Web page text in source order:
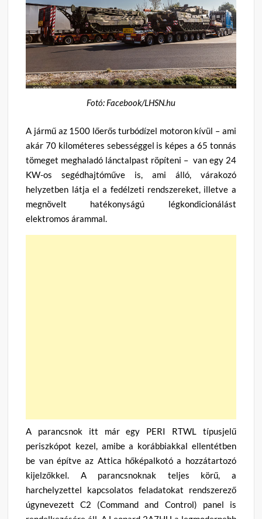
Fotó: Facebook/LHSN.hu
A jármű az 1500 lőerős turbódízel motoron kívül – ami
akár 70 kilométeres sebességgel is képes a 65 tonnás
tömeget meghaladó lánctalpast röpíteni – van egy 24
KW-os segédhajtóműve is, ami álló, várakozó
helyzetben látja el a fedélzeti rendszereket, illetve a
megnövelt hatékonyságú légkondicionálást
elektromos árammal.
A parancsnok itt már egy PERI RTWL típusjelű
periszkópot kezel, amibe a korábbiakkal ellentétben
be van építve az Attica hőképalkotó a hozzátartozó
kijelzőkkel. A parancsnoknak teljes körű, a
harchelyzettel kapcsolatos feladatokat rendszerező
úgynevezett C2 (Command and Control) panel is